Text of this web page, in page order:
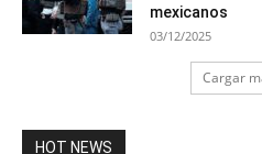
mexicanos
03/12/2025
Cargar
HOT NEWS